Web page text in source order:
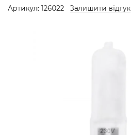
Артикул: 126022 Залишити відгук